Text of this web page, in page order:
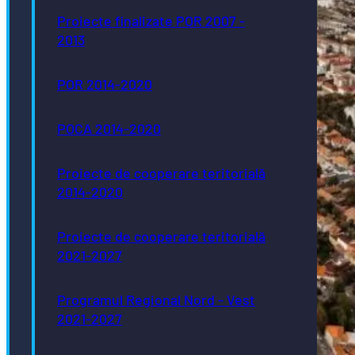
Proiecte finalizate POR 2007 -
2013
POR 2014-2020
POCA 2014-2020
Proiecte de cooperare teritorială
2014-2020
Proiecte de cooperare teritorială
2021-2027
Programul Regional Nord - Vest
2021-2027